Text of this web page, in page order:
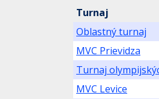
Turnaj
Oblastný turnaj
MVC Prievidza
Turnaj
MVC Levice